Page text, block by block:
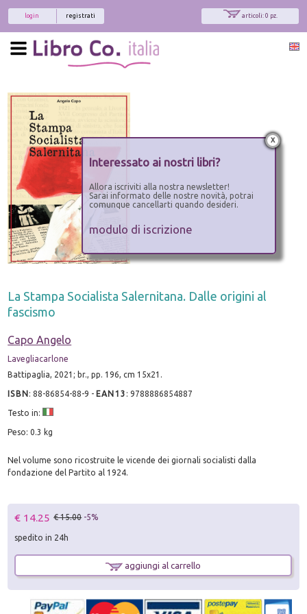
articoli: 0 pz.
registrati
login
La Stampa Socialista Salernitana. Dalle origini al
fascismo
Capo Angelo
Lavegliacarlone
Battipaglia, 2021; br., pp. 196, cm 15x21.
ISBN:88-86854-88-9 - EAN13 :9788886854887
Testo in:
Peso: 0.3 kg
Nel volume sono ricostruite le vicende dei giornali socialisti dalla
fondazione del Partito al 1924.
€ 14.25 € 15.00 -5%
spedito in 24h
aggiungi al carrello
x
Interessato ai nostri libri?
Allora iscriviti alla nostra newsletter!
Sarai informato delle nostre novità, potrai
comunque cancellarti quando desideri.
modulo di iscrizione